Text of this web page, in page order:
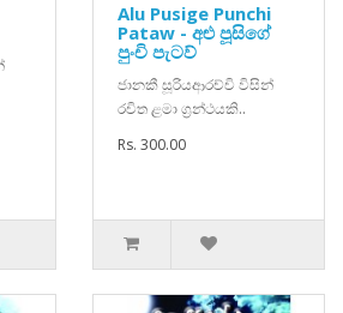
Alu Pusige Punchi
Pataw - අළු පූසිගේ
පුංචි පැටව්
ජානකී සූරියආරච්චි විසින්
රචිත ළමා ග්‍රන්ථයකි..
Rs. 300.00